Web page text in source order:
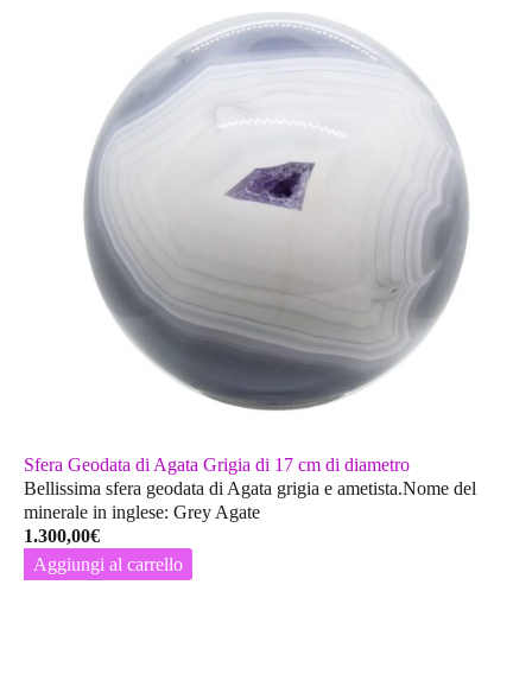
Sfera Geodata di Agata Grigia di 17 cm di diametro
Bellissima sfera geodata di Agata grigia e ametista.Nome del
minerale in inglese: Grey Agate
1.300,00€
Aggiungi al carrello